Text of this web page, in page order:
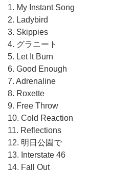
1. My Instant Song
2. Ladybird
3. Skippies
4. グラニート
5. Let It Burn
6. Good Enough
7. Adrenaline
8. Roxette
9. Free Throw
10. Cold Reaction
11. Reflections
12. 明日公園で
13. Interstate 46
14. Fall Out